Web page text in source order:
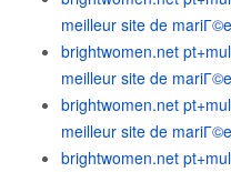
meilleur site de
brightwomen.net
meilleur site de
brightwomen.net
meilleur site de
brightwomen.net